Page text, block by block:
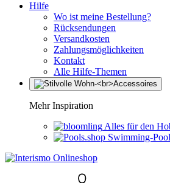
Hilfe
Wo ist meine Bestellung?
Rücksendungen
Versandkosten
Zahlungsmöglichkeiten
Kontakt
Alle Hilfe-Themen
Mehr Inspiration
Alles für den
Swimming-